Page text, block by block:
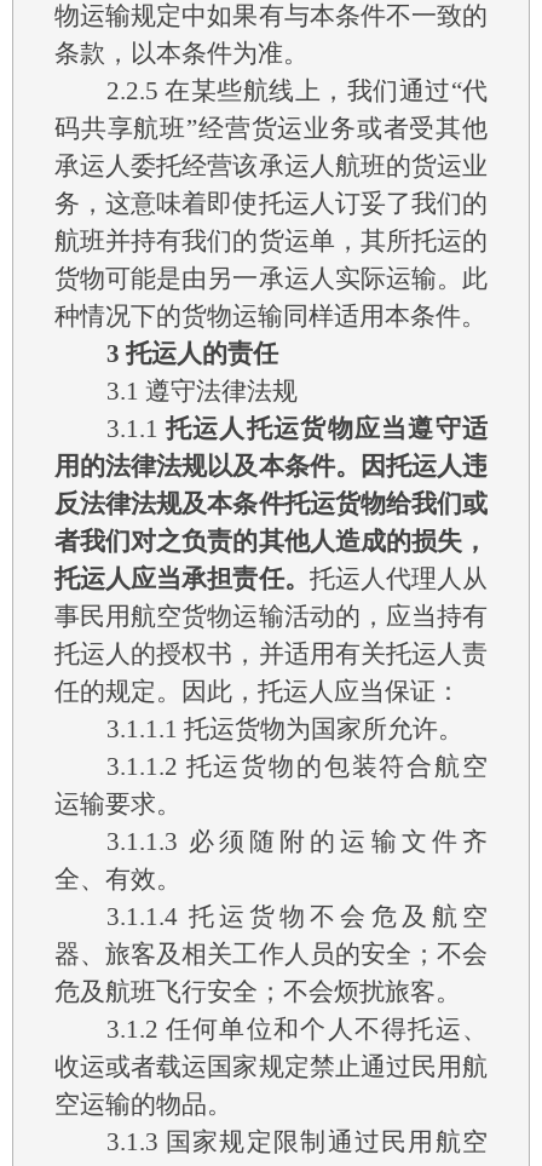
物运输规定中如果有与本条件不一致的
条款，以本条件为准。
2.2.5在某些航线上，我们通过“代
码共享航班”经营货运业务或者受其他
承运人委托经营该承运人航班的货运业
务，这意味着即使托运人订妥了我们的
航班并持有我们的货运单，其所托运的
货物可能是由另一承运人实际运输。此
种情况下的货物运输同样适用本条件。
3托运人的责任
3.1 遵守法律法规
3.1.1托运人托运货物应当遵守适
用的法律法规以及本条件。因托运人违
反法律法规及本条件托运货物给我们或
者我们对之负责的其他人造成的损失，
托运人应当承担责任。 托运人代理人从
事民用航空货物运输活动的，应当持有
托运人的授权书，并适用有关托运人责
任的规定。因此，托运人应当保证：
3.1.1.1 托运货物为国家所允许。
3.1.1.2 托运货物的包装符合航空
运输要求。
3.1.1.3 必须随附的运输文件齐
全、有效。
3.1.1.4 托运货物不会危及航空
器、旅客及相关工作人员的安全；不会
危及航班飞行安全；不会烦扰旅客。
3.1.2 任何单位和个人不得托运、
收运或者载运国家规定禁止通过民用航
空运输的物品。
3.1.3 国家规定限制通过民用航空